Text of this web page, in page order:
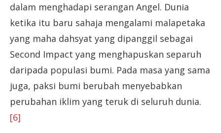
dalam menghadapi serangan Angel. Dunia
ketika itu baru sahaja mengalami malapetaka
yang maha dahsyat yang dipanggil sebagai
Second Impact yang menghapuskan separuh
daripada populasi bumi. Pada masa yang sama
juga, paksi bumi berubah menyebabkan
perubahan iklim yang teruk di seluruh dunia.
[6]